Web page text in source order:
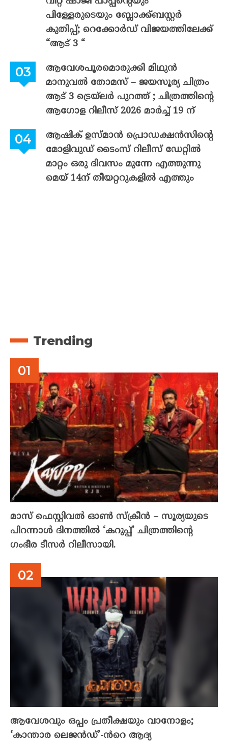
പിള്ളേരുടെയും ബ്ലോക്ക്ബസ്റ്റർ
കുതിപ്പ്; റെക്കോർഡ് വിജയത്തിലേക്ക്
“ആട് 3 “
ആവേശപൂരമൊരുക്കി മിഥുൻ
മാനുവൽ തോമസ് – ജയസൂര്യ ചിത്രം
ആട് 3 ട്രെയ്‌ലർ പുറത്ത് ; ചിത്രത്തിന്റെ
ആഗോള റിലീസ് 2026 മാർച്ച് 19 ന്
ആഷിക് ഉസ്മാൻ പ്രൊഡക്ഷൻസിന്റെ
മോളിവുഡ് ടൈംസ് റിലീസ് ഡേറ്റിൽ
മാറ്റം ഒരു ദിവസം മുന്നേ എത്തുന്നു
മെയ് 14ന് തീയറ്ററുകളിൽ എത്തും
Trending
മാസ് ഫെസ്റ്റിവൽ ഓൺ സ്‌ക്രീൻ – സൂര്യയുടെ
പിറന്നാൾ ദിനത്തിൽ ‘കറുപ്പ്’ ചിത്രത്തിന്റെ
ഗംഭീര ടീസർ റിലീസായി.
ആവേശവും ഒപ്പം പ്രതീക്ഷയും വാനോളം;
‘കാന്താര ലെജൻഡ്’-ൻറെ ആദ്യ